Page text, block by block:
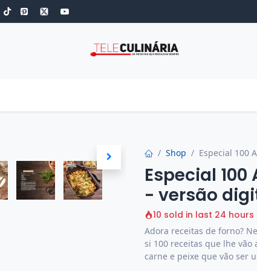
Shop Especial 100
Especial
- versão
10 sold in last 24 hours
Adora receitas de forno?
si 100 receitas que lhe vão
carne e peixe que vão ser